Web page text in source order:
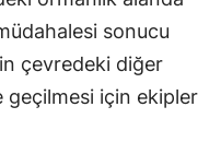
sonucu
çevredeki diğer
geçilmesi için ekipler